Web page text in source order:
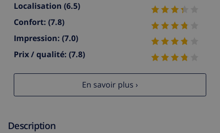
Localisation (6.5)
Confort: (7.8)
Impression: (7.0)
Prix / qualité: (7.8)
En savoir plus ›
Description